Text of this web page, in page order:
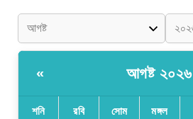
« আগষ্ট ২০২৬
শনি রবি সোম মঙ্গল